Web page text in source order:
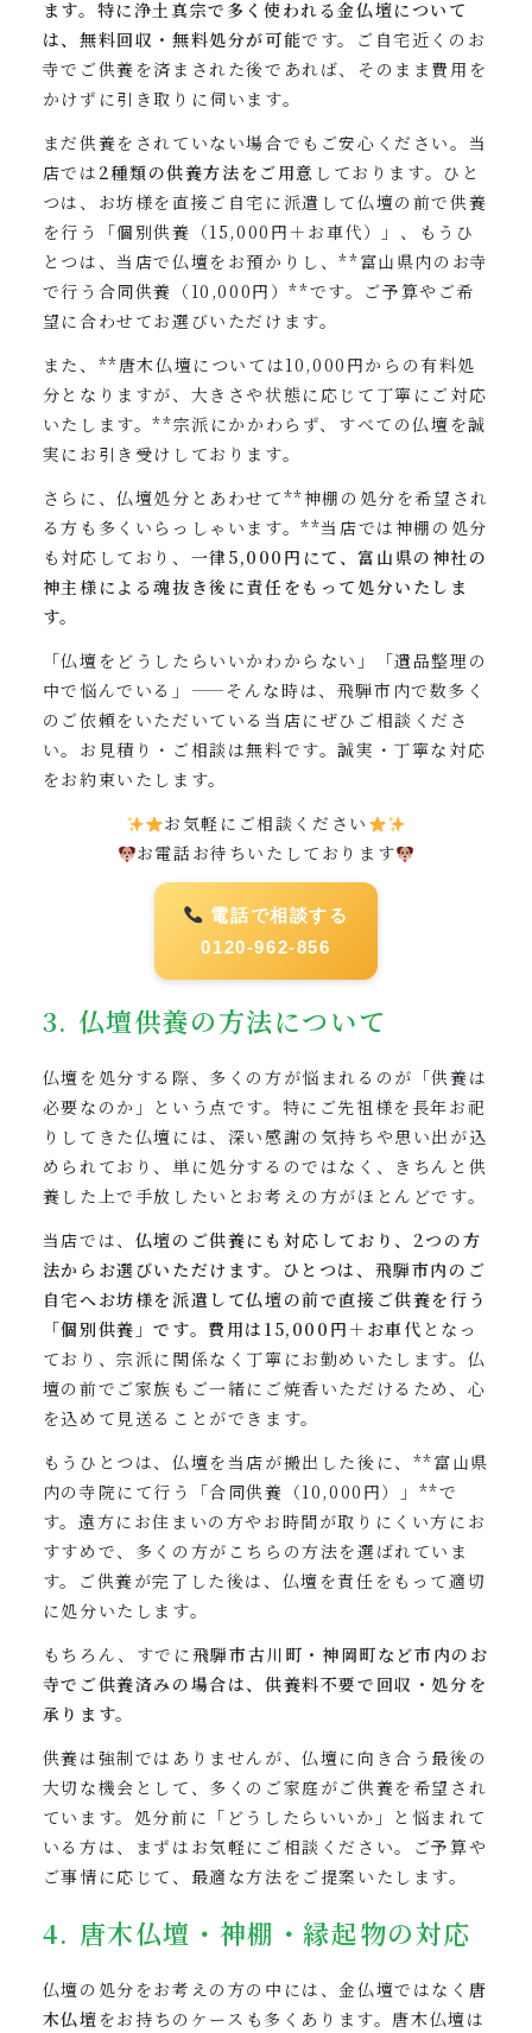
ます。特に浄土真宗で多く使われる金仏壇について
は、無料回収・無料処分が可能です。ご自宅近くのお
寺でご供養を済まされた後であれば、そのまま費用を
かけずに引き取りに伺います。
まだ供養をされていない場合でもご安心ください。当
店では 2種類の供養方法をご用意 しております。ひと
つは、お坊様を直接ご自宅に派遣して仏壇の前で供養
を行う「個別供養（15,000円＋お車代）」、もうひ
とつは、当店で仏壇をお預かりし、**富山県内のお寺
で行う合同供養（10,000円）**です。ご予算やご希
望に合わせてお選びいただけます。
また、**唐木仏壇については10,000円からの有料処
分となりますが、大きさや状態に応じて丁寧にご対応
いたします。**宗派にかかわらず、すべての仏壇を誠
実にお引き受けしております。
さらに、仏壇処分とあわせて**神棚の処分を希望され
る方も多くいらっしゃいます。**当店では神棚の処分
も対応しており、 一律5,000円にて、富山県の神社の
神主様による魂抜き後に責任をもって処分いたしま
す。
「仏壇をどうしたらいいかわからない」「遺品整理の
中で悩んでいる」——そんな時は、飛騨市内で数多く
のご依頼をいただいている当店にぜひご相談くださ
い。お見積り・ご相談は無料です。誠実・丁寧な対応
をお約束いたします。
お気軽にご相談ください
お電話お待ちいたしております
電話で相談する
0120-962-856
3. 仏壇供養の方法について
仏壇を処分する際、多くの方が悩まれるのが「供養は
必要なのか」という点です。特にご先祖様を長年お祀
りしてきた仏壇には、深い感謝の気持ちや思い出が込
められており、単に処分するのではなく、きちんと供
養した上で手放したいとお考えの方がほとんどです。
当店では、 仏壇のご供養にも対応しており、2つの方
法からお選びいただけます。ひとつは、飛騨市内のご
自宅へお坊様を派遣して仏壇の前で直接ご供養を行う
「個別供養」です。費用は15,000円＋お車代 となっ
ており、宗派に関係なく丁寧にお勤めいたします。仏
壇の前でご家族もご一緒にご焼香いただけるため、心
を込めて見送ることができます。
もうひとつは、仏壇を当店が搬出した後に、**富山県
内の寺院にて行う「合同供養（10,000円）」**で
す。遠方にお住まいの方やお時間が取りにくい方にお
すすめで、多くの方がこちらの方法を選ばれていま
す。ご供養が完了した後は、仏壇を責任をもって適切
に処分いたします。
もちろん、すでに飛騨市古川町・神岡町など市内のお
寺でご供養済みの場合は、供養料不要で回収・処分を
承ります。
供養は強制ではありませんが、仏壇に向き合う最後の
大切な機会として、多くのご家庭がご供養を希望され
ています。処分前に「どうしたらいいか」と悩まれて
いる方は、まずはお気軽にご相談ください。ご予算や
ご事情に応じて、最適な方法をご提案いたします。
4. 唐木仏壇・神棚・縁起物の対応
仏壇の処分をお考えの方の中には、金仏壇ではなく 唐
木仏壇 をお持ちのケースも多くあります。唐木仏壇は